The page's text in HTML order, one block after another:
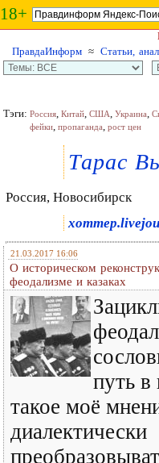
18+
ПравдаИнформ ≈ Статьи,
Тэги: Россия, Китай, США, Украина,
фейки, пропаганда, рост цен
Тарас
Россия, Новосибирск
21.03.2017 16:06
О историческом
феодализме и казаках
путь в
такое моё
диалектически